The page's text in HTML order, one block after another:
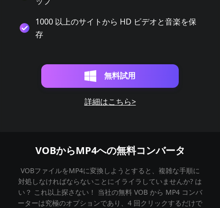
1000 以上のサイトから HD ビデオと音楽を保
存
無料試用
詳細はこちら>
VOBからMP4への無料コンバータ
VOBファイルをMP4に変換しようとすると、複雑な手順に
対処しなければならないことにイライラしていませんか? は
い？ これ以上探さない！ 当社の無料 VOB から MP4 コンバ
ーターは究極のオプションであり、4 回クリックするだけで